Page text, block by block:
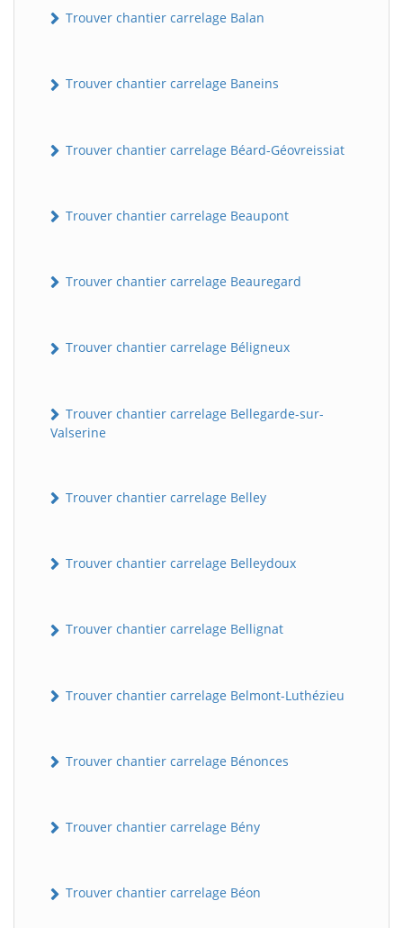
Trouver chantier carrelage Balan
Trouver chantier carrelage Baneins
Trouver chantier carrelage Béard-Géovreissiat
Trouver chantier carrelage Beaupont
Trouver chantier carrelage Beauregard
Trouver chantier carrelage Béligneux
Trouver chantier carrelage Bellegarde-sur-
Valserine
Trouver chantier carrelage Belley
Trouver chantier carrelage Belleydoux
Trouver chantier carrelage Bellignat
Trouver chantier carrelage Belmont-Luthézieu
Trouver chantier carrelage Bénonces
Trouver chantier carrelage Bény
Trouver chantier carrelage Béon